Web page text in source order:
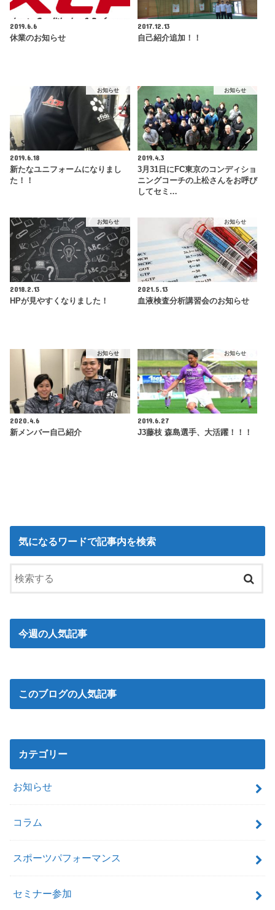
2019.6.6
休業のお知らせ
2017.12.13
自己紹介追加！！
お知らせ
2019.6.18
新たなユニフォームになりまし
た！！
お知らせ
2019.4.3
3月31日にFC東京のコンディショ
ニングコーチの上松さんをお呼び
してセミ…
お知らせ
2018.2.13
HPが見やすくなりました！
お知らせ
2021.5.13
血液検査分析講習会のお知らせ
お知らせ
2020.4.6
新メンバー自己紹介
お知らせ
2019.6.27
J3藤枝 森島選手、大活躍！！！
気になるワードで記事内を検索
今週の人気記事
このブログの人気記事
カテゴリー
お知らせ
コラム
スポーツパフォーマンス
セミナー参加